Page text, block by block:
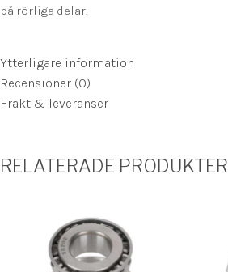
på rörliga delar.
Ytterligare information
Recensioner (0)
Frakt & leveranser
RELATERADE PRODUKTER